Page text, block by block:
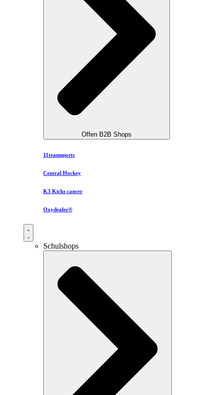
Offen B2B Shops
11teamsports
Central Hockey
K3 Kicks cancer
Oxydealer®
Schulshops